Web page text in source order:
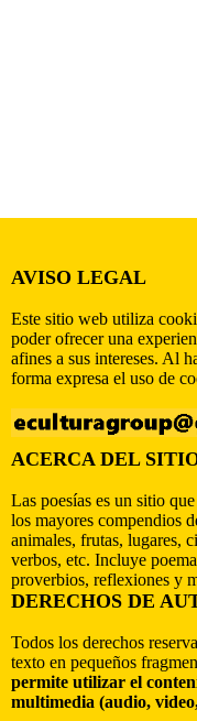
AVISO LEGAL
Este sitio web utiliza
poder ofrecer una
afines a sus intereses. Al
forma expresa el uso de
ACERCA DEL
Las poesías es un sitio
los mayores compendios
animales, frutas, lugares,
verbos, etc. Incluye
proverbios, reflexiones y
DERECHOS DE
Todos los derechos
texto en pequeños
permite utilizar el
multimedia (audio,